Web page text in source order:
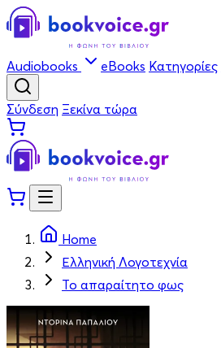
Audiobooks eBooks Κατηγορίες
Σύνδεση Ξεκίνα τώρα
Home
Ελληνική Λογοτεχνία
Το απαραίτητο φως